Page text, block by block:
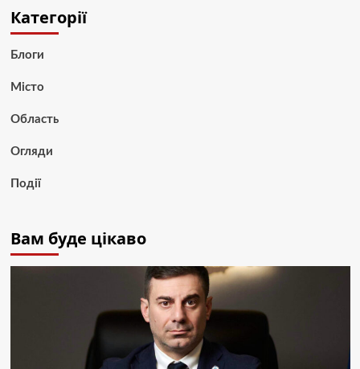
Категорії
Блоги
Місто
Область
Огляди
Події
Вам буде цікаво